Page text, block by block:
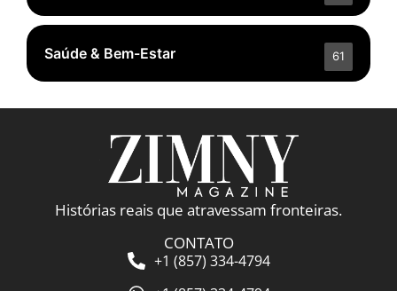
Saúde & Bem-Estar 61
Histórias reais que atravessam fronteiras.
CONTATO
+1 (857) 334-4794